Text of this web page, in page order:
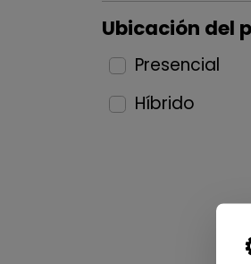
Ubicación del
Presencial
Híbrido